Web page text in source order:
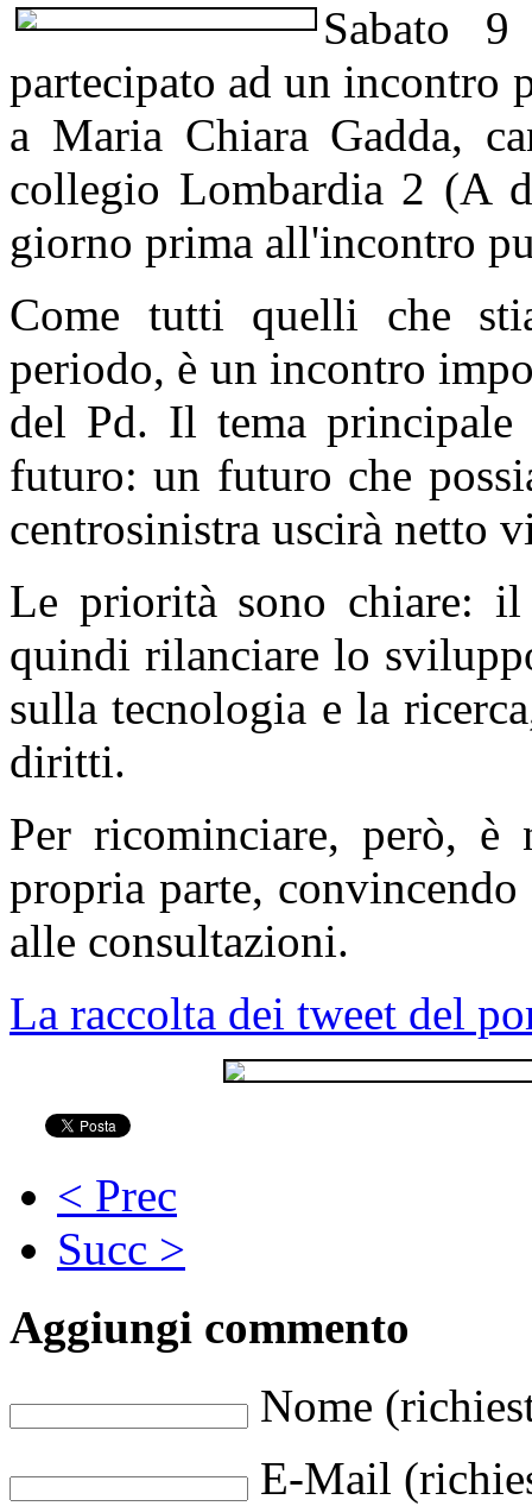
Sabato
partecipato ad un incontro
a Maria Chiara Gadda,
collegio Lombardia 2 (A
giorno prima all'incontro
Come tutti quelli che
periodo, è un incontro
del Pd. Il tema principale
futuro: un futuro che
centrosinistra uscirà netto
Le priorità sono chiare:
quindi rilanciare lo
sulla tecnologia e la
diritti.
Per ricominciare, però, è
propria parte,
alle consultazioni.
La raccolta dei tweet del
< Prec
Succ >
Aggiungi commento
Nome
E-Mail